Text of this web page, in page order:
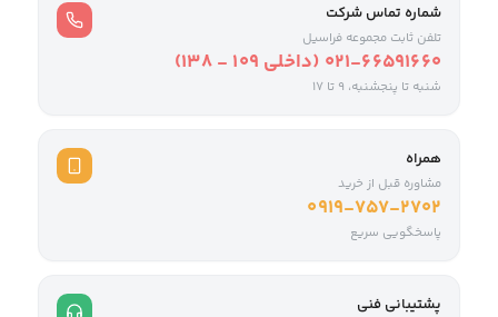
شماره تماس شرکت
تلفن ثابت مجموعه فراسیل
021-66591660 (داخلی ۱۰۹ - ۱۳۸)
شنبه تا پنجشنبه، 9 تا ۱۷
همراه
مشاوره قبل از خرید
0919-757-2702
پاسخگویی سریع
پشتیبانی فنی